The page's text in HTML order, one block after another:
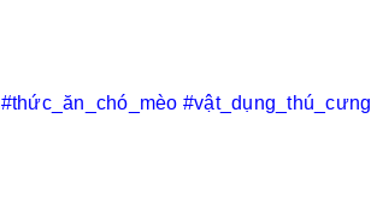
#thức_ăn_chó_mèo #vật_dụng_thú_cưng